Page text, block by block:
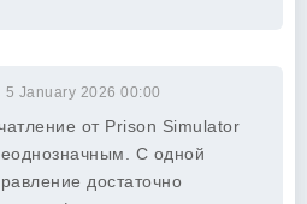
5 January 2026 00:00
от Prison Simulator
С одной
достаточно